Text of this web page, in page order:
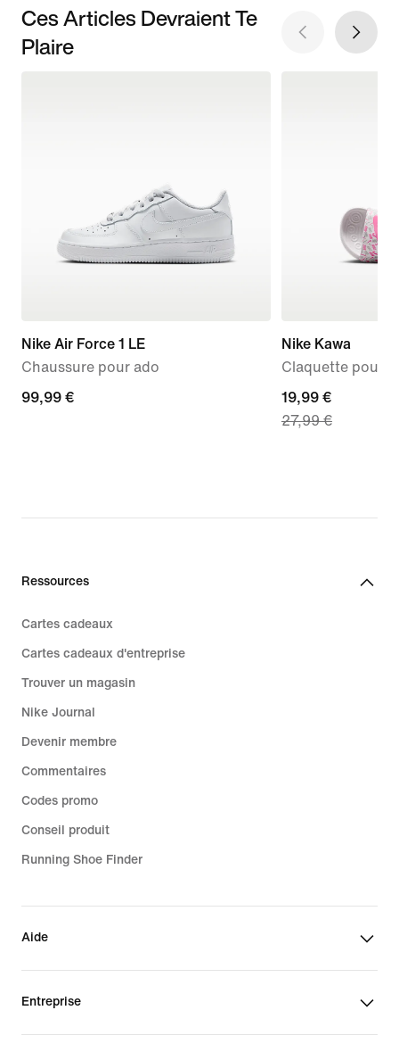
Ces Articles Devraient Te
Plaire
Nike Air Force 1 LE
Chaussure pour ado
99,99 €
99,99 €
Nike Kawa
Claquette pour
current
price
27,99 €
19,99 €
27,99 €
Ressources
Cartes cadeaux
Cartes cadeaux d'entreprise
Trouver un magasin
Nike Journal
Devenir membre
Commentaires
Codes promo
Conseil produit
Running Shoe Finder
Aide
Entreprise